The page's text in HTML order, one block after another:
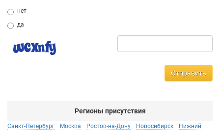
нет
да
Отправить
Регионы присутствия
Санкт-Петербург Москва Ростов-на-Дону Новосибирск
Нижний